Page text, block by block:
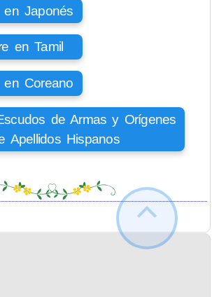
Japonés
en Tamil
Coreano
de Armas y Orígenes
Apellidos Hispanos